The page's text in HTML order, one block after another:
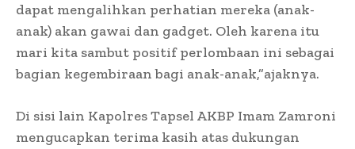
dapat mengalihkan perhatian mereka (anak-
anak) akan gawai dan gadget. Oleh karena itu
mari kita sambut positif perlombaan ini sebagai
bagian kegembiraan bagi anak-anak,”ajaknya.
Di sisi lain Kapolres Tapsel AKBP Imam Zamroni
mengucapkan terima kasih atas dukungan